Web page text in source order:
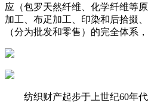
应（包罗天然纤维、化学纤维等
加工、布疋加工、印染和后拾掇
（分为批发和零售）的完全体系
纺织财产起步于上世纪60年代